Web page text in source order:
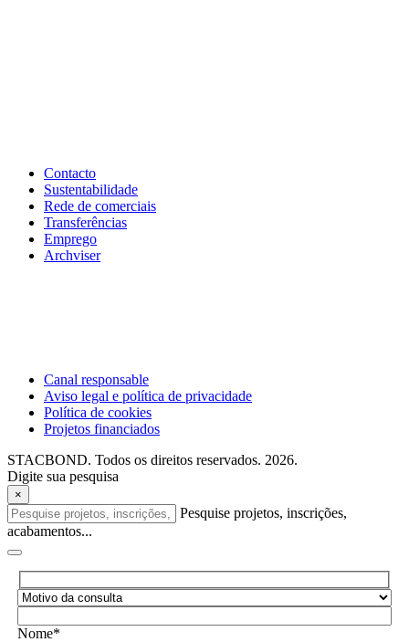
Contacto
Sustentabilidade
Rede de comerciais
Transferências
Emprego
Archviser
Canal responsable
Aviso legal e política de privacidade
Política de cookies
Projetos financiados
STACBOND. Todos os direitos reservados. 2026.
Digite sua pesquisa
×
Pesquise projetos, inscrições,
acabamentos...
Nome*